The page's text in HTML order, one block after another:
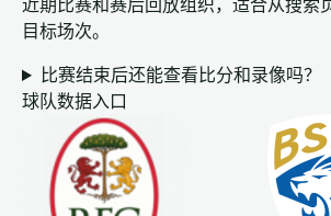
近期比赛和赛后回放组织，适合从搜索
目标场次。
比赛结束后还能查看比分和录像吗？
球队数据入口